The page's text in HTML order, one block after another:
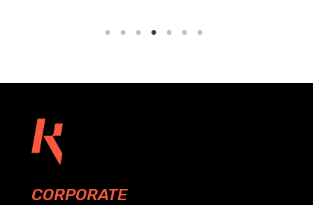
CORPORATE